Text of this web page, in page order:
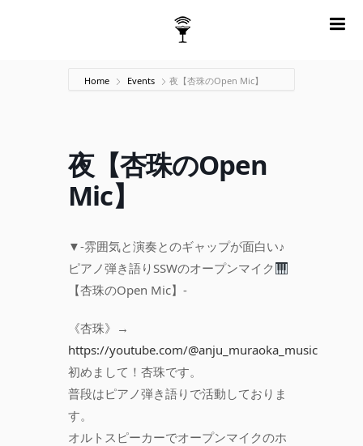
Home Events 夜【杏珠のOpen Mic】
夜【杏珠のOpen
Mic】
▼-雰囲気と演奏とのギャップが面白い♪
ピアノ弾き語りSSWのオープンマイク
【杏珠のOpen Mic】-
《杏珠》→
https://youtube.com/@anju_muraoka_music
初めまして！杏珠です。
普段はピアノ弾き語りで活動しておりま
す。
オルトスピーカーでオープンマイクのホ